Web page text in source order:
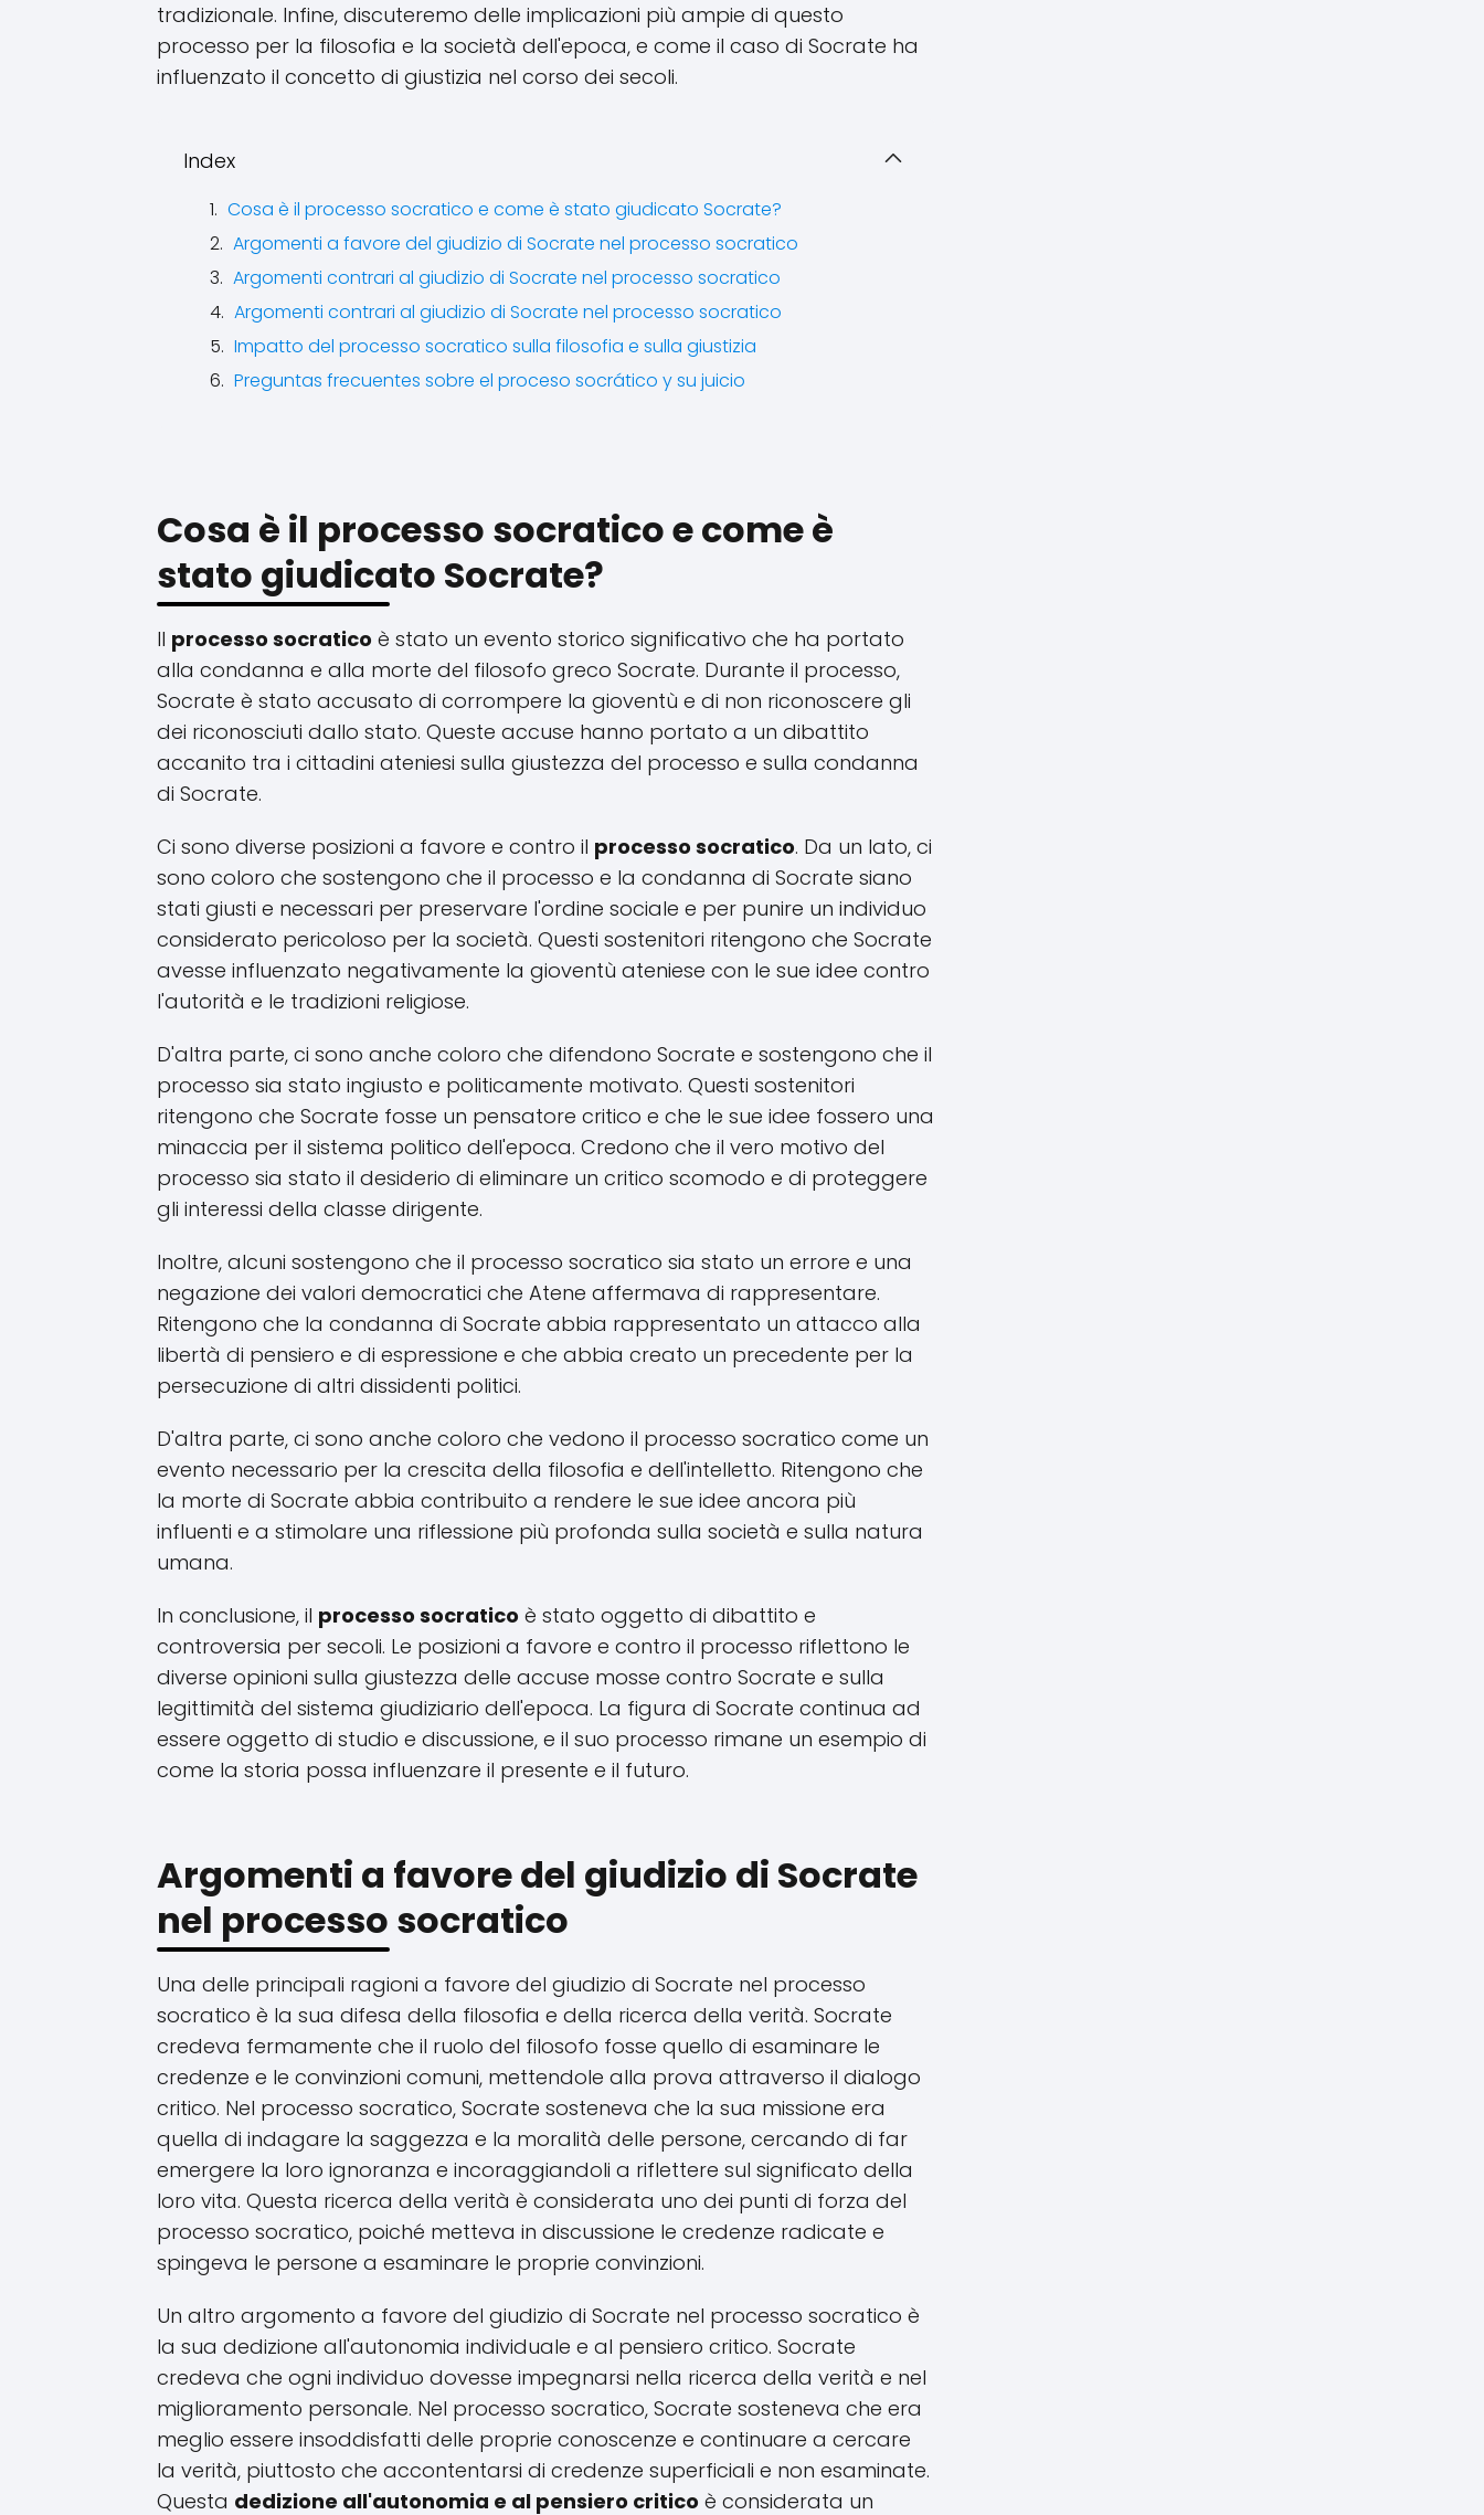
tradizionale. Infine, discuteremo delle implicazioni più ampie di questo
processo per la filosofia e la società dell'epoca, e come il caso di Socrate ha
influenzato il concetto di giustizia nel corso dei secoli.
Index
Cosa è il processo socratico e come è stato giudicato Socrate?
Argomenti a favore del giudizio di Socrate nel processo socratico
Argomenti contrari al giudizio di Socrate nel processo socratico
Argomenti contrari al giudizio di Socrate nel processo socratico
Impatto del processo socratico sulla filosofia e sulla giustizia
Preguntas frecuentes sobre el proceso socrático y su juicio
Cosa è il processo socratico e come è
stato giudicato Socrate?
Il processo socratico è stato un evento storico significativo che ha portato
alla condanna e alla morte del filosofo greco Socrate. Durante il processo,
Socrate è stato accusato di corrompere la gioventù e di non riconoscere gli
dei riconosciuti dallo stato. Queste accuse hanno portato a un dibattito
accanito tra i cittadini ateniesi sulla giustezza del processo e sulla condanna
di Socrate.
Ci sono diverse posizioni a favore e contro il processo socratico. Da un lato, ci
sono coloro che sostengono che il processo e la condanna di Socrate siano
stati giusti e necessari per preservare l'ordine sociale e per punire un individuo
considerato pericoloso per la società. Questi sostenitori ritengono che Socrate
avesse influenzato negativamente la gioventù ateniese con le sue idee contro
l'autorità e le tradizioni religiose.
D'altra parte, ci sono anche coloro che difendono Socrate e sostengono che il
processo sia stato ingiusto e politicamente motivato. Questi sostenitori
ritengono che Socrate fosse un pensatore critico e che le sue idee fossero una
minaccia per il sistema politico dell'epoca. Credono che il vero motivo del
processo sia stato il desiderio di eliminare un critico scomodo e di proteggere
gli interessi della classe dirigente.
Inoltre, alcuni sostengono che il processo socratico sia stato un errore e una
negazione dei valori democratici che Atene affermava di rappresentare.
Ritengono che la condanna di Socrate abbia rappresentato un attacco alla
libertà di pensiero e di espressione e che abbia creato un precedente per la
persecuzione di altri dissidenti politici.
D'altra parte, ci sono anche coloro che vedono il processo socratico come un
evento necessario per la crescita della filosofia e dell'intelletto. Ritengono che
la morte di Socrate abbia contribuito a rendere le sue idee ancora più
influenti e a stimolare una riflessione più profonda sulla società e sulla natura
umana.
In conclusione, il processo socratico è stato oggetto di dibattito e
controversia per secoli. Le posizioni a favore e contro il processo riflettono le
diverse opinioni sulla giustezza delle accuse mosse contro Socrate e sulla
legittimità del sistema giudiziario dell'epoca. La figura di Socrate continua ad
essere oggetto di studio e discussione, e il suo processo rimane un esempio di
come la storia possa influenzare il presente e il futuro.
Argomenti a favore del giudizio di Socrate
nel processo socratico
Una delle principali ragioni a favore del giudizio di Socrate nel processo
socratico è la sua difesa della filosofia e della ricerca della verità. Socrate
credeva fermamente che il ruolo del filosofo fosse quello di esaminare le
credenze e le convinzioni comuni, mettendole alla prova attraverso il dialogo
critico. Nel processo socratico, Socrate sosteneva che la sua missione era
quella di indagare la saggezza e la moralità delle persone, cercando di far
emergere la loro ignoranza e incoraggiandoli a riflettere sul significato della
loro vita. Questa ricerca della verità è considerata uno dei punti di forza del
processo socratico, poiché metteva in discussione le credenze radicate e
spingeva le persone a esaminare le proprie convinzioni.
Un altro argomento a favore del giudizio di Socrate nel processo socratico è
la sua dedizione all'autonomia individuale e al pensiero critico. Socrate
credeva che ogni individuo dovesse impegnarsi nella ricerca della verità e nel
miglioramento personale. Nel processo socratico, Socrate sosteneva che era
meglio essere insoddisfatti delle proprie conoscenze e continuare a cercare
la verità, piuttosto che accontentarsi di credenze superficiali e non esaminate.
Questa dedizione all'autonomia e al pensiero critico è considerata un